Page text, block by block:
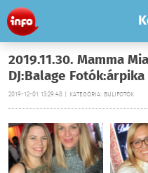
2019.11.30. Mamma
DJ:Balage Fotók:árpika
2019-12-01 13:29:48 | KATEGÓRIA: BULIFOTÓK